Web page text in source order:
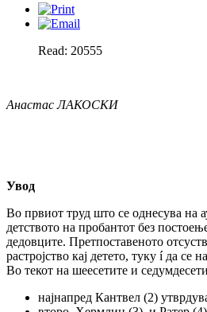
Read: 20555
Анастас ЛАКОСКИ
Увод
Во првиот труд што се однесува на
детството на пробантот без
дедовците. Претпоставеното
растројство кај детето, туку í да се
Во текот на шеесетите и
најнапред Кантвел (2)